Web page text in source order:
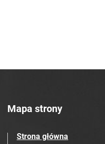
Tarnowskie Azoty :
Feliksa
Mapa strony
Strona główna